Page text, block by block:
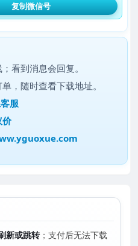
复制微信号
看到消息会回复。
单，随时查看下载地址。
服
价
新或跳转；支付后无法下载